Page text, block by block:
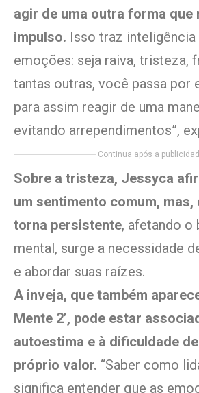
agir de uma outra forma que
impulso. Isso traz inteligência
emoções: seja raiva, tristeza,
tantas outras, você passa por
para assim reagir de uma
evitando arrependimentos”,
Continua após a
Sobre a tristeza, Jessyca
um sentimento comum, mas,
torna persistente, afetando o
mental, surge a necessidade
e abordar suas raízes.
A inveja, que também
Mente 2’, pode estar
autoestima e à dificuldade
próprio valor. “Saber como
significa entender que as